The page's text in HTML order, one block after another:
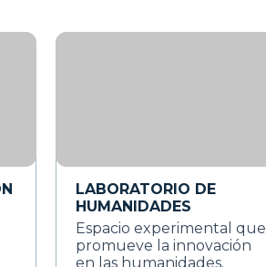
LABORATORIO DE
HUMANIDADES
Espacio experimental que
promueve la innovación
en las humanidades.